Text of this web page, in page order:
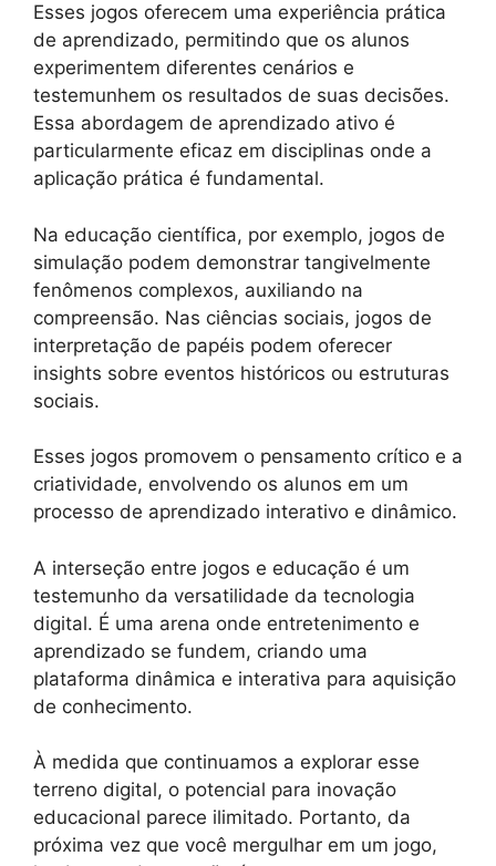
Esses jogos oferecem uma experiência prática
de aprendizado, permitindo que os alunos
experimentem diferentes cenários e
testemunhem os resultados de suas decisões.
Essa abordagem de aprendizado ativo é
particularmente eficaz em disciplinas onde a
aplicação prática é fundamental.
Na educação científica, por exemplo, jogos de
simulação podem demonstrar tangivelmente
fenômenos complexos, auxiliando na
compreensão. Nas ciências sociais, jogos de
interpretação de papéis podem oferecer
insights sobre eventos históricos ou estruturas
sociais.
Esses jogos promovem o pensamento crítico e a
criatividade, envolvendo os alunos em um
processo de aprendizado interativo e dinâmico.
A interseção entre jogos e educação é um
testemunho da versatilidade da tecnologia
digital. É uma arena onde entretenimento e
aprendizado se fundem, criando uma
plataforma dinâmica e interativa para aquisição
de conhecimento.
À medida que continuamos a explorar esse
terreno digital, o potencial para inovação
educacional parece ilimitado. Portanto, da
próxima vez que você mergulhar em um jogo,